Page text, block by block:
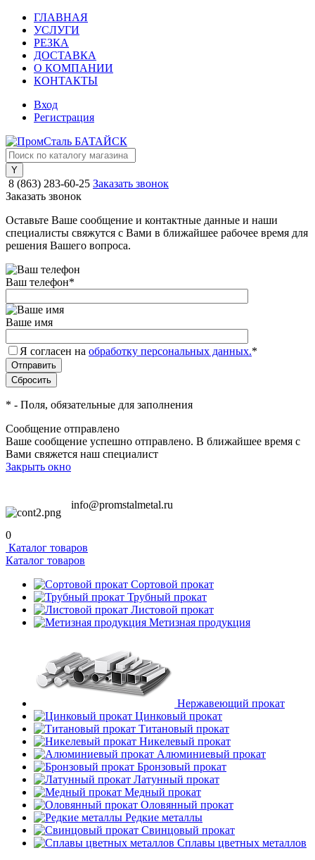
ГЛАВНАЯ
УСЛУГИ
РЕЗКА
ДОСТАВКА
О КОМПАНИИ
КОНТАКТЫ
Вход
Регистрация
8 (863) 283-60-25 Заказать звонок
Заказать звонок
Оставьте Ваше сообщение и контактные данные и наши
специалисты свяжутся с Вами в ближайшее рабочее время для
решения Вашего вопроса.
Ваш телефон*
Ваше имя
Я согласен на обработку персональных данных.*
* - Поля, обязательные для заполнения
Сообщение отправлено
Ваше сообщение успешно отправлено. В ближайшее время с
Вами свяжется наш специалист
Закрыть окно
info@promstalmetal.ru
0
Каталог товаров
Каталог товаров
Сортовой прокат
Трубный прокат
Листовой прокат
Метизная продукция
Нержавеющий прокат
Цинковый прокат
Титановый прокат
Никелевый прокат
Алюминиевый прокат
Бронзовый прокат
Латунный прокат
Медный прокат
Оловянный прокат
Редкие металлы
Свинцовый прокат
Сплавы цветных металлов